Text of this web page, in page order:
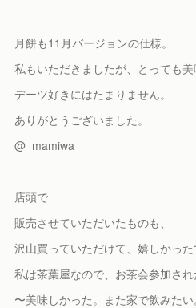
月餅も11月バージョンの仕様。
私もいただきましたが、とっても
デーツ好きにはたまりません。
ありがとうございました。
@_mamiwa
店頭で
販売させていただいたものも、
沢山買っていただけて、嬉しかった
私は茶葉屋なので、お茶会参加さ
〜美味しかった。また家で飲みたい